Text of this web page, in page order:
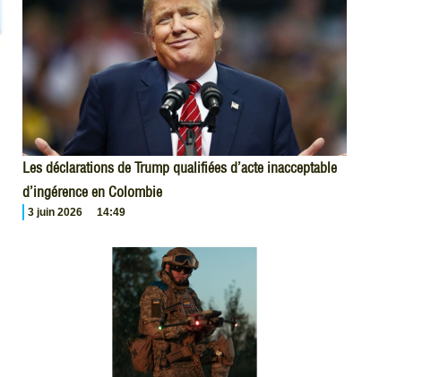
Les déclarations de Trump qualifiées d’acte inacceptable
d’ingérence en Colombie
3 juin 2026 14:49